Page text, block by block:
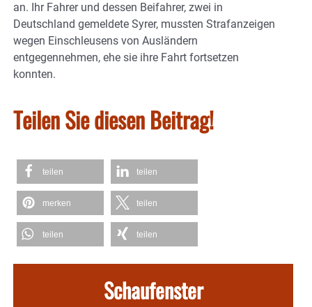
an. Ihr Fahrer und dessen Beifahrer, zwei in
Deutschland gemeldete Syrer, mussten Strafanzeigen
wegen Einschleusens von Ausländern
entgegennehmen, ehe sie ihre Fahrt fortsetzen
konnten.
Teilen Sie diesen Beitrag!
teilen teilen
merken teilen
teilen teilen
Schaufenster